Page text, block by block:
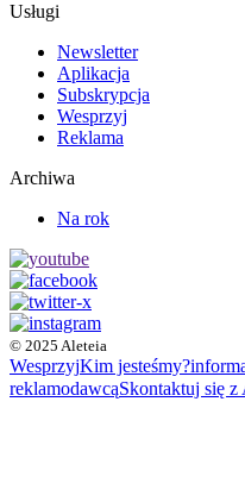
Usługi
Newsletter
Aplikacja
Subskrypcja
Wesprzyj
Reklama
Archiwa
Na rok
© 2025 Aleteia
WesprzyjKim jesteśmy?
reklamodawcąSkontaktuj się z